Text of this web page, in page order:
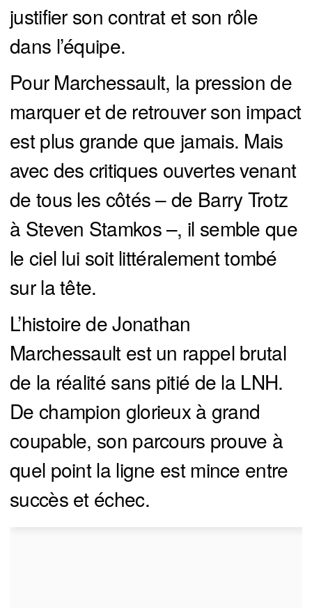
justifier son contrat et son rôle
dans l’équipe.
Pour Marchessault, la pression de
marquer et de retrouver son impact
est plus grande que jamais. Mais
avec des critiques ouvertes venant
de tous les côtés – de Barry Trotz
à Steven Stamkos –, il semble que
le ciel lui soit littéralement tombé
sur la tête.
L’histoire de Jonathan
Marchessault est un rappel brutal
de la réalité sans pitié de la LNH.
De champion glorieux à grand
coupable, son parcours prouve à
quel point la ligne est mince entre
succès et échec.